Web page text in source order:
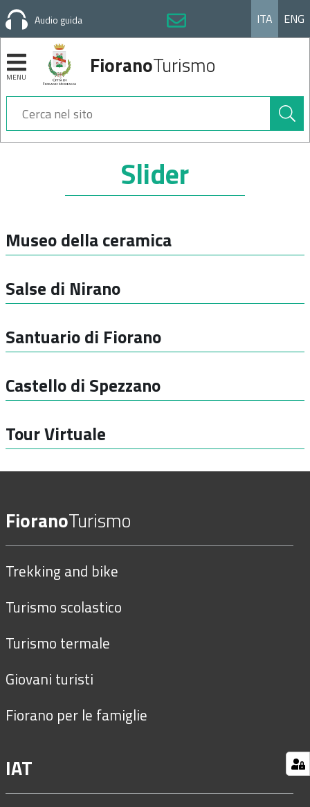
Audio guida ITA ENG
MENU FioranoTurismo
Cerca
nel
sito
Slider
Museo della ceramica
Salse di Nirano
Santuario di Fiorano
Castello di Spezzano
Tour Virtuale
FioranoTurismo
Trekking and bike
Turismo scolastico
Turismo termale
Giovani turisti
Fiorano per le famiglie
IAT